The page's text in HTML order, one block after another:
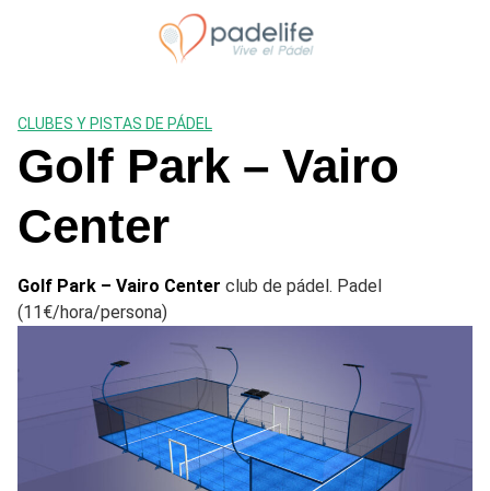
CLUBES Y PISTAS DE PÁDEL
Golf Park – Vairo
Center
Golf Park – Vairo Center club de pádel. Padel
(11€/hora/persona)